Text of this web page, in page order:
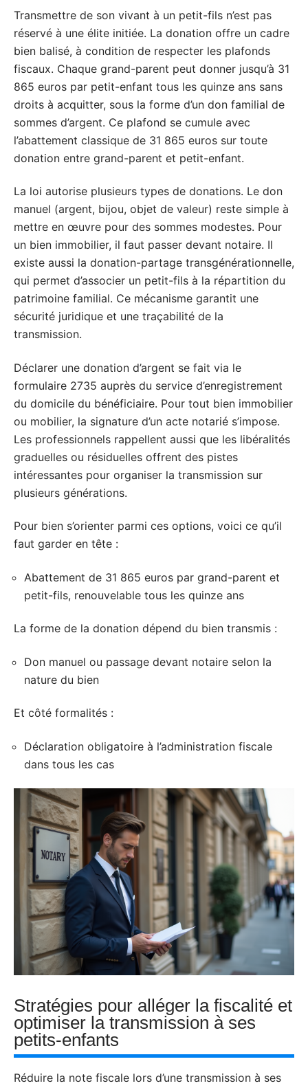
Transmettre de son vivant à un petit-fils n’est pas
réservé à une élite initiée. La donation offre un cadre
bien balisé, à condition de respecter les plafonds
fiscaux. Chaque grand-parent peut donner jusqu’à 31
865 euros par petit-enfant tous les quinze ans sans
droits à acquitter, sous la forme d’un don familial de
sommes d’argent. Ce plafond se cumule avec
l’abattement classique de 31 865 euros sur toute
donation entre grand-parent et petit-enfant.
La loi autorise plusieurs types de donations. Le don
manuel (argent, bijou, objet de valeur) reste simple à
mettre en œuvre pour des sommes modestes. Pour
un bien immobilier, il faut passer devant notaire. Il
existe aussi la donation-partage transgénérationnelle,
qui permet d’associer un petit-fils à la répartition du
patrimoine familial. Ce mécanisme garantit une
sécurité juridique et une traçabilité de la
transmission.
Déclarer une donation d’argent se fait via le
formulaire 2735 auprès du service d’enregistrement
du domicile du bénéficiaire. Pour tout bien immobilier
ou mobilier, la signature d’un acte notarié s’impose.
Les professionnels rappellent aussi que les libéralités
graduelles ou résiduelles offrent des pistes
intéressantes pour organiser la transmission sur
plusieurs générations.
Pour bien s’orienter parmi ces options, voici ce qu’il
faut garder en tête :
Abattement de 31 865 euros par grand-parent et
petit-fils, renouvelable tous les quinze ans
La forme de la donation dépend du bien transmis :
Don manuel ou passage devant notaire selon la
nature du bien
Et côté formalités :
Déclaration obligatoire à l’administration fiscale
dans tous les cas
Stratégies pour alléger la fiscalité et
optimiser la transmission à ses
petits-enfants
Réduire la note fiscale lors d’une transmission à ses